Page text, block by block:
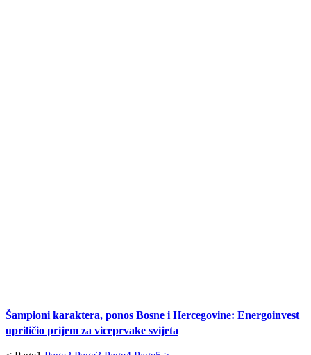
Šampioni karaktera, ponos Bosne i Hercegovine: Energoinvest
upriličio prijem za viceprvake svijeta